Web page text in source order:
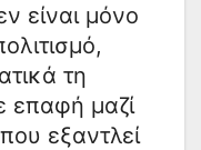
είναι μόνο
τη
επαφή μαζί
εξαντλεί